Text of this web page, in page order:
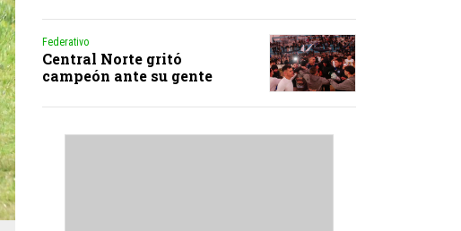
Federativo
Central Norte gritó
campeón ante su gente